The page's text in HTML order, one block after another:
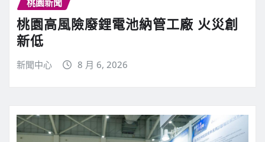
桃園高風險廢鋰電池納管工廠 火災創
新低
新聞中心 8 月 6, 2026